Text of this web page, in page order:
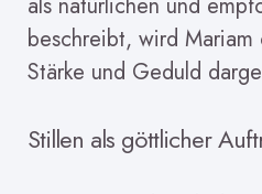
als natürlichen und
beschreibt, wird Mariam
Stärke und Geduld
Stillen als göttlicher